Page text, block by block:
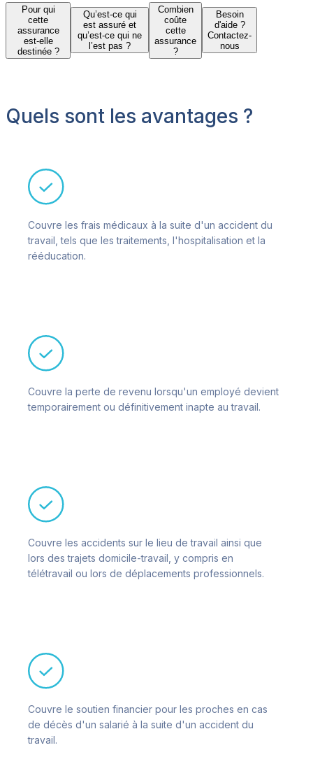
Pour qui
cette
assurance
est-elle
destinée ?
Qu’est-ce qui
est assuré et
qu’est-ce qui ne
l’est pas ?
Combien
coûte
cette
assurance
?
Besoin
d'aide ?
Contactez-
nous
Quels sont les avantages ?
Couvre les frais médicaux à la suite d'un accident du
travail, tels que les traitements, l'hospitalisation et la
rééducation.
Couvre la perte de revenu lorsqu'un employé devient
temporairement ou définitivement inapte au travail.
Couvre les accidents sur le lieu de travail ainsi que
lors des trajets domicile-travail, y compris en
télétravail ou lors de déplacements professionnels.
Couvre le soutien financier pour les proches en cas
de décès d'un salarié à la suite d'un accident du
travail.